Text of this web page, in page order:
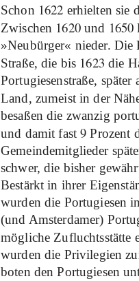
Schon 1622 erhielten sie
Zwischen 1620und 1650
»Neubürger« nieder.
Straße, die bis 1623 die
Portugiesenstraße,
Land, zumeist in der
besaßen die zwanzig
und damit fast9 Prozent
Gemeindemitglieder
schwer, die bisher
Bestärkt in ihrer
wurden die Portugiesen
(und Amsterdamer)
mögliche Zufluchtsstätte
wurden die Privilegien
boten den Portugiesen